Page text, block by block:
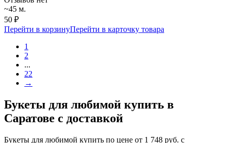
~45 м.
50 ₽
Перейти в корзинуПерейти в карточку товара
1
2
...
22
→
Букеты для любимой купить в
Саратове с доставкой
Букеты для любимой купить по цене от 1 748 руб. с